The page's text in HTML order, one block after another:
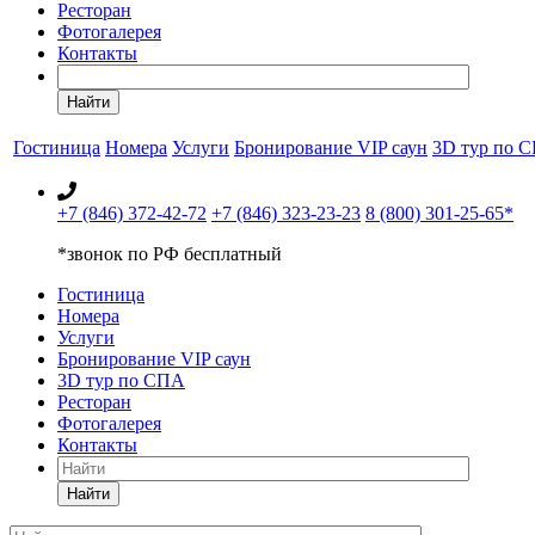
Ресторан
Фотогалерея
Контакты
Найти
Гостиница Номера Услуги Бронирование VIP саун 3D тур по
+7 (846) 372-42-72 +7 (846) 323-23-23 8 (800) 301-25-65*
*звонок по РФ бесплатный
Гостиница
Номера
Услуги
Бронирование VIP саун
3D тур по СПА
Ресторан
Фотогалерея
Контакты
Найти